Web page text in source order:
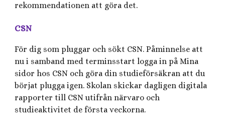
rekommendationen att göra det.
CSN
För dig som pluggar och sökt CSN. Påminnelse att
nu i samband med terminsstart logga in på Mina
sidor hos CSN och göra din studieförsäkran att du
börjat plugga igen. Skolan skickar dagligen digitala
rapporter till CSN utifrån närvaro och
studieaktivitet de första veckorna.